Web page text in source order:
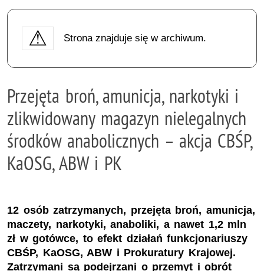
Strona znajduje się w archiwum.
Przejęta broń, amunicja, narkotyki i
zlikwidowany magazyn nielegalnych
środków anabolicznych – akcja CBŚP,
KaOSG, ABW i PK
12 osób zatrzymanych, przejęta broń, amunicja,
maczety, narkotyki, anaboliki, a nawet 1,2 mln
zł w gotówce, to efekt działań funkcjonariuszy
CBŚP, KaOSG, ABW i Prokuratury Krajowej.
Zatrzymani są podejrzani o przemyt i obrót